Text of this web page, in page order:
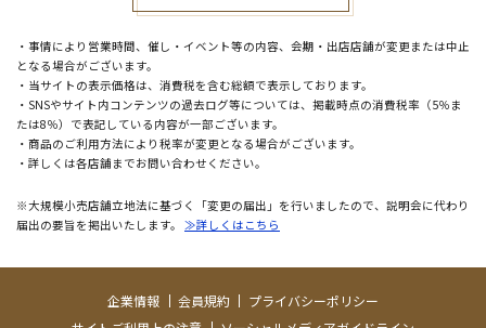
・事情により営業時間、催し・イベント等の内容、会期・出店店舗が変更または中止
となる場合がございます。
・当サイトの表示価格は、消費税を含む総額で表示しております。
・SNSやサイト内コンテンツの過去ログ等については、掲載時点の消費税率（5％ま
たは8％）で表記している内容が一部ございます。
・商品のご利用方法により税率が変更となる場合がございます。
・詳しくは各店舗までお問い合わせください。
※大規模小売店舗立地法に基づく「変更の届出」を行いましたので、説明会に代わり
届出の要旨を掲出いたします。 ≫詳しくはこちら
企業情報 会員規約
プライバシーポリシー